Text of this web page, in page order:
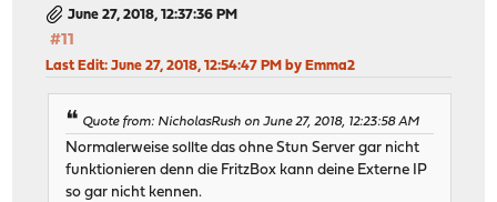
June 27, 2018, 12:37:36 PM
#11
Last Edit: June 27, 2018, 12:54:47 PM by Emma2
Quote from: NicholasRush on June 27, 2018, 12:23:58 AM
Normalerweise sollte das ohne Stun Server gar nicht
funktionieren denn die FritzBox kann deine Externe IP
so gar nicht kennen.